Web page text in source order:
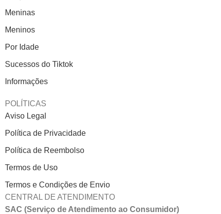
Meninas
Meninos
Por Idade
Sucessos do Tiktok
Informações
POLÍTICAS
Aviso Legal
Política de Privacidade
Política de Reembolso
Termos de Uso
Termos e Condições de Envio
CENTRAL DE ATENDIMENTO
SAC (Serviço de Atendimento ao Consumidor)